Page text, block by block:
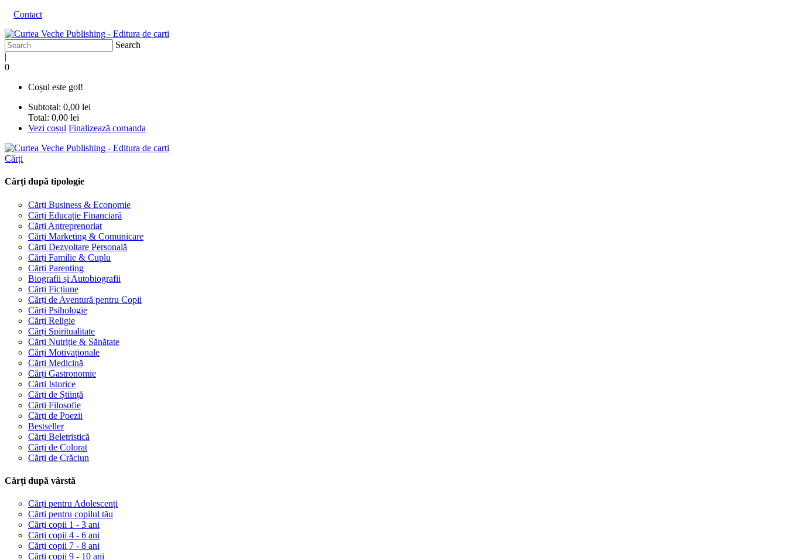
Contact
Search
|
0
Coșul este gol!
Subtotal: 0,00 lei
Total: 0,00 lei
Vezi coșul Finalizează comanda
Cărți
Cărți după tipologie
Cărți Business & Economie
Cărți Educație Financiară
Cărți Antreprenoriat
Cărți Marketing & Comunicare
Cărți Dezvoltare Personală
Cărți Familie & Cuplu
Cărți Parenting
Biografii și Autobiografii
Cărți Ficțiune
Cărți de Aventură pentru Copii
Cărți Psihologie
Cărți Religie
Cărți Spiritualitate
Cărți Nutriție & Sănătate
Cărți Motivaționale
Cărți Medicină
Cărți Gastronomie
Cărți Istorice
Cărți de Știință
Cărți Filosofie
Cărți de Poezii
Bestseller
Cărți Beletristică
Cărți de Colorat
Cărți de Crăciun
Cărți după vârstă
Cărți pentru Adolescenți
Cărți pentru copilul tău
Cărți copii 1 - 3 ani
Cărți copii 4 - 6 ani
Cărți copii 7 - 8 ani
Cărți copii 9 - 10 ani